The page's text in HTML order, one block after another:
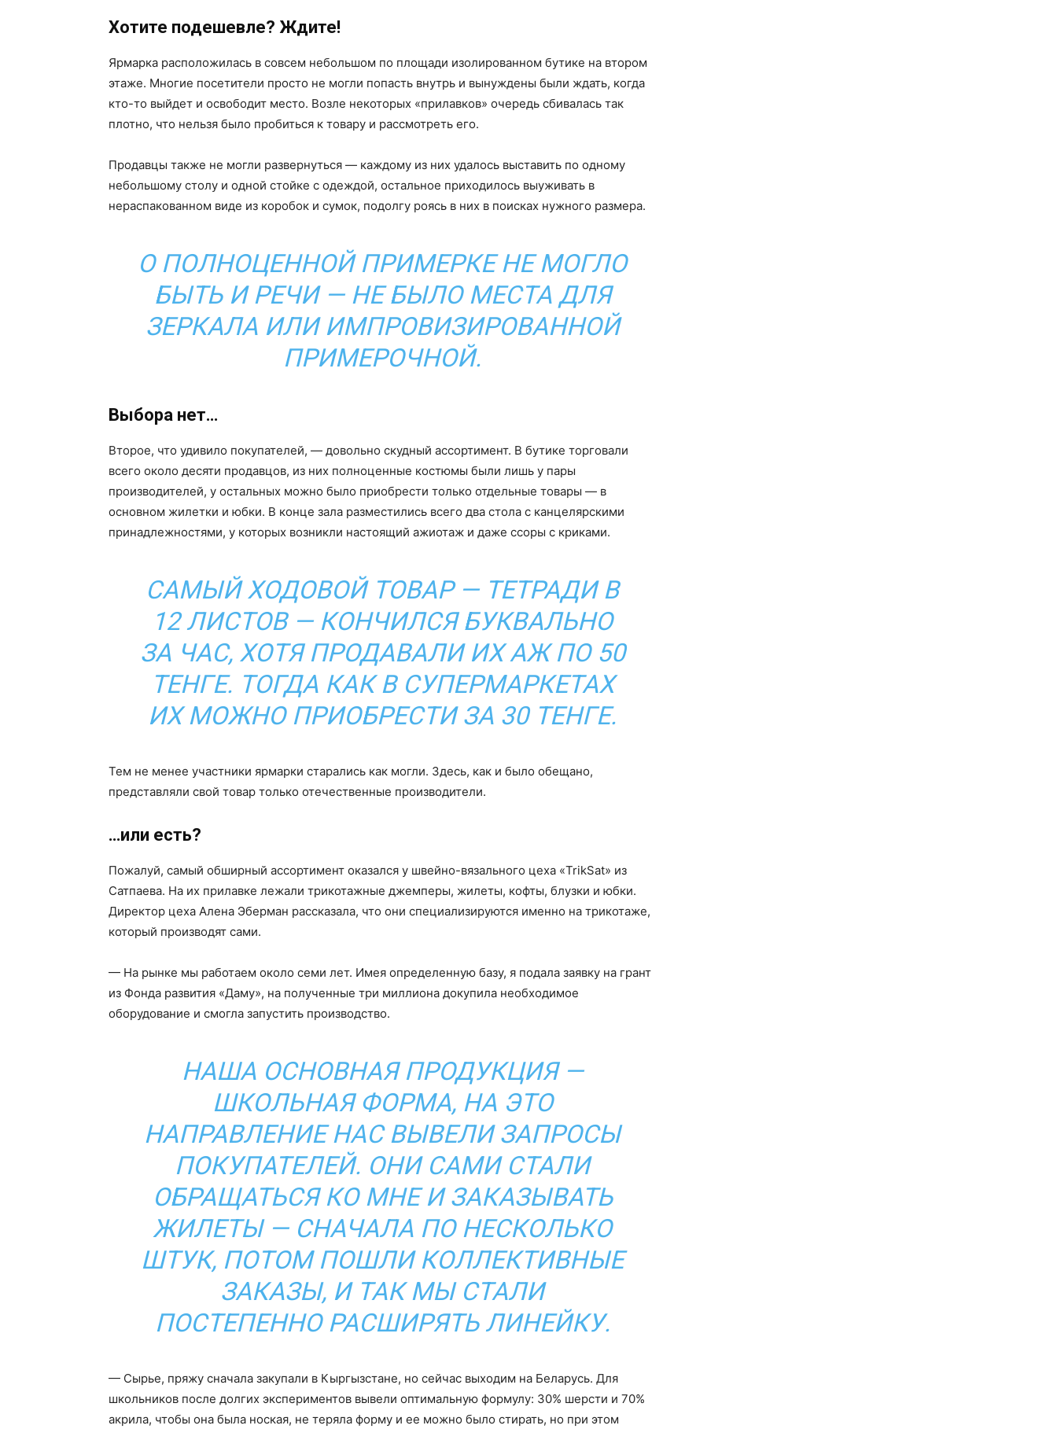
Хотите подешевле? Ждите!
Ярмарка расположилась в совсем небольшом по площади изолированном бутике на втором
этаже. Многие посетители просто не могли попасть внутрь и вынуждены были ждать, когда
кто-то выйдет и освободит место. Возле некоторых «прилавков» очередь сбивалась так
плотно, что нельзя было пробиться к товару и рассмотреть его.
Продавцы также не могли развернуться — каждому из них удалось выставить по одному
небольшому столу и одной стойке с одеждой, остальное приходилось выуживать в
нераспакованном виде из коробок и сумок, подолгу роясь в них в поисках нужного размера.
О ПОЛНОЦЕННОЙ ПРИМЕРКЕ НЕ МОГЛО
БЫТЬ И РЕЧИ — НЕ БЫЛО МЕСТА ДЛЯ
ЗЕРКАЛА ИЛИ ИМПРОВИЗИРОВАННОЙ
ПРИМЕРОЧНОЙ.
Выбора нет…
Второе, что удивило покупателей, — довольно скудный ассортимент. В бутике торговали
всего около десяти продавцов, из них полноценные костюмы были лишь у пары
производителей, у остальных можно было приобрести только отдельные товары — в
основном жилетки и юбки. В конце зала разместились всего два стола с канцелярскими
принадлежностями, у которых возникли настоящий ажиотаж и даже ссоры с криками.
САМЫЙ ХОДОВОЙ ТОВАР — ТЕТРАДИ В
12 ЛИСТОВ — КОНЧИЛСЯ БУКВАЛЬНО
ЗА ЧАС, ХОТЯ ПРОДАВАЛИ ИХ АЖ ПО 50
ТЕНГЕ. ТОГДА КАК В СУПЕРМАРКЕТАХ
ИХ МОЖНО ПРИОБРЕСТИ ЗА 30 ТЕНГЕ.
Тем не менее участники ярмарки старались как могли. Здесь, как и было обещано,
представляли свой товар только отечественные производители.
…или есть?
Пожалуй, самый обширный ассортимент оказался у швейно-вязального цеха «TrikSat» из
Сатпаева. На их прилавке лежали трикотажные джемперы, жилеты, кофты, блузки и юбки.
Директор цеха Алена Эберман рассказала, что они специализируются именно на трикотаже,
который производят сами.
— На рынке мы работаем около семи лет. Имея определенную базу, я подала заявку на грант
из Фонда развития «Даму», на полученные три миллиона докупила необходимое
оборудование и смогла запустить производство.
НАША ОСНОВНАЯ ПРОДУКЦИЯ —
ШКОЛЬНАЯ ФОРМА, НА ЭТО
НАПРАВЛЕНИЕ НАС ВЫВЕЛИ ЗАПРОСЫ
ПОКУПАТЕЛЕЙ. ОНИ САМИ СТАЛИ
ОБРАЩАТЬСЯ КО МНЕ И ЗАКАЗЫВАТЬ
ЖИЛЕТЫ — СНАЧАЛА ПО НЕСКОЛЬКО
ШТУК, ПОТОМ ПОШЛИ КОЛЛЕКТИВНЫЕ
ЗАКАЗЫ, И ТАК МЫ СТАЛИ
ПОСТЕПЕННО РАСШИРЯТЬ ЛИНЕЙКУ.
— Сырье, пряжу сначала закупали в Кыргызстане, но сейчас выходим на Беларусь. Для
школьников после долгих экспериментов вывели оптимальную формулу: 30% шерсти и 70%
акрила, чтобы она была ноская, не теряла форму и ее можно было стирать, но при этом